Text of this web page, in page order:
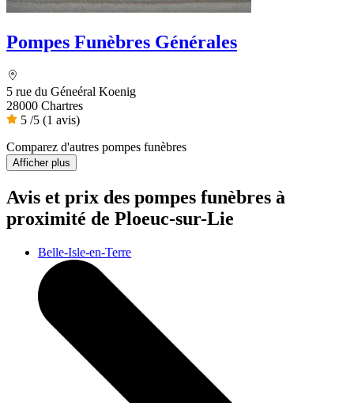
Pompes Funèbres Générales
5 rue du Géneéral Koenig
28000 Chartres
5 /5 (1 avis)
Comparez d'autres pompes funèbres
Afficher plus
Avis et prix des pompes funèbres à
proximité de Ploeuc-sur-Lie
Belle-Isle-en-Terre